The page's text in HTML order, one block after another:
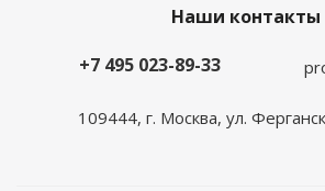
Наши контакты
+7 495 023-89-33
109444, г. Москва, ул.